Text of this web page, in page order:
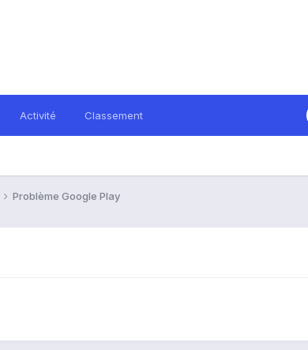
Activité Classement
Problème Google Play